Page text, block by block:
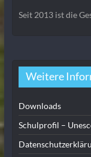
Seit 2013 ist die
Weitere
Downloads
Schulprofil –